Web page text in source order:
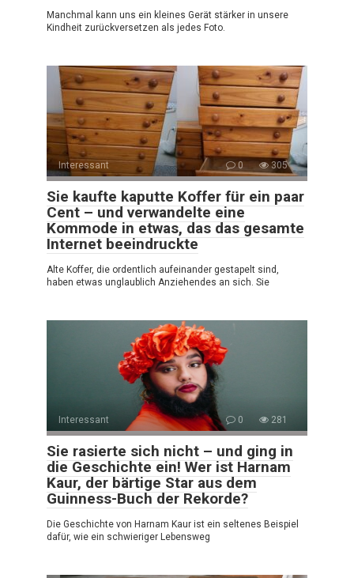
Manchmal kann uns ein kleines Gerät stärker in unsere
Kindheit zurückversetzen als jedes Foto.
Interessant 0 305
Sie kaufte kaputte Koffer für ein paar
Cent – und verwandelte eine
Kommode in etwas, das das gesamte
Internet beeindruckte
Alte Koffer, die ordentlich aufeinander gestapelt sind,
haben etwas unglaublich Anziehendes an sich. Sie
Interessant 0 281
Sie rasierte sich nicht – und ging in
die Geschichte ein! Wer ist Harnam
Kaur, der bärtige Star aus dem
Guinness-Buch der Rekorde?
Die Geschichte von Harnam Kaur ist ein seltenes Beispiel
dafür, wie ein schwieriger Lebensweg